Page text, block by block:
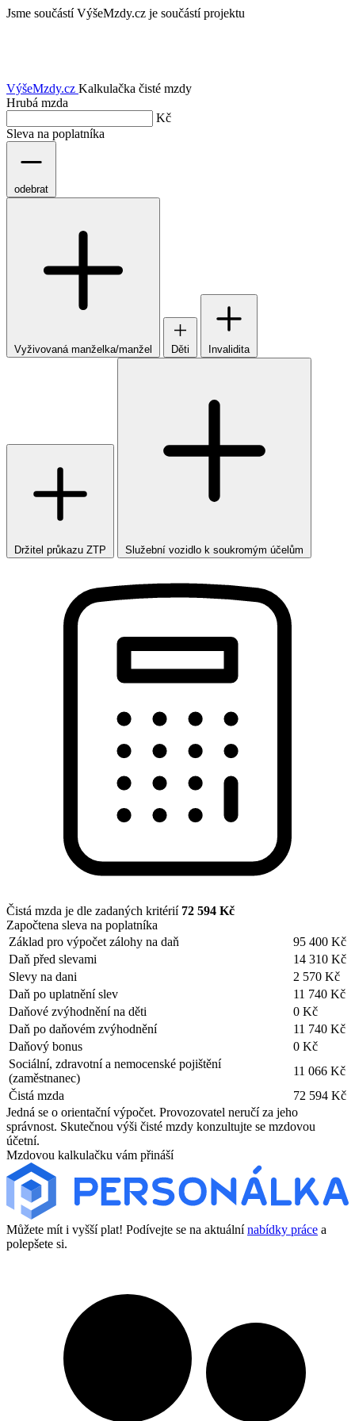
Jsme součástí VýšeMzdy.cz je součástí projektu
VýšeMzdy.cz Kalkulačka čisté mzdy
Hrubá mzda
Kč
Sleva na poplatníka
odebrat
Vyživovaná manželka/manžel Děti Invalidita
Držitel průkazu ZTP Služební vozidlo k soukromým účelům
Čistá mzda je dle zadaných kritérií 72 594 Kč
Započtena sleva na poplatníka
Základ pro výpočet zálohy na daň
95 400 Kč
Daň před slevami
14 310 Kč
Slevy na dani
2 570 Kč
Daň po uplatnění slev
11 740 Kč
Daňové zvýhodnění na děti
0 Kč
Daň po daňovém zvýhodnění
11 740 Kč
Daňový bonus
0 Kč
Sociální, zdravotní a nemocenské pojištění
(zaměstnanec)
11 066 Kč
Čistá mzda
72 594 Kč
Jedná se o orientační výpočet. Provozovatel neručí za jeho
správnost. Skutečnou výši čisté mzdy konzultujte se mzdovou
účetní.
Mzdovou kalkulačku vám přináší
Můžete mít i vyšší plat! Podívejte se na aktuálnínabídky práce a
polepšete si.